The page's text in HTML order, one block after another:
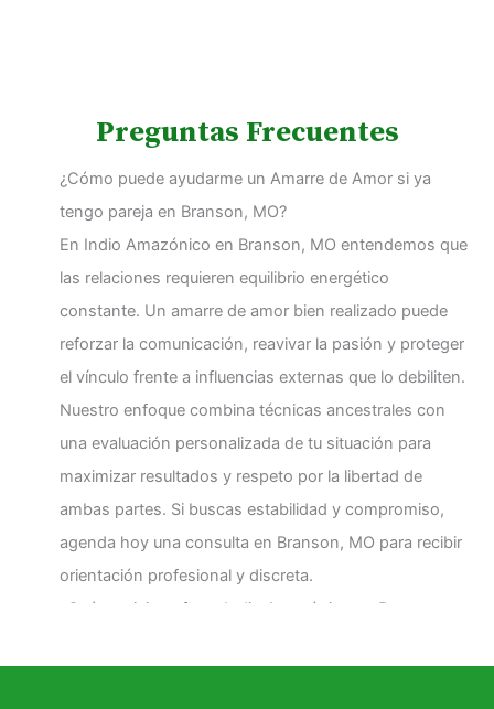
Preguntas Frecuentes
¿Cómo puede ayudarme un Amarre de Amor si ya
tengo pareja en Branson, MO?
En Indio Amazónico en Branson, MO entendemos que
las relaciones requieren equilibrio energético
constante. Un amarre de amor bien realizado puede
reforzar la comunicación, reavivar la pasión y proteger
el vínculo frente a influencias externas que lo debiliten.
Nuestro enfoque combina técnicas ancestrales con
una evaluación personalizada de tu situación para
maximizar resultados y respeto por la libertad de
ambas partes. Si buscas estabilidad y compromiso,
agenda hoy una consulta en Branson, MO para recibir
orientación profesional y discreta.
¿Qué servicios ofrece Indio Amazónico en Branson,